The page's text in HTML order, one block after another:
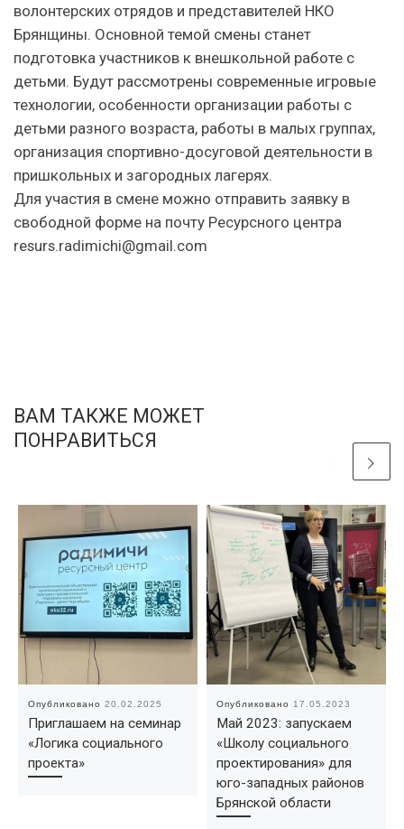
волонтерских отрядов и представителей НКО
Брянщины. Основной темой смены станет
подготовка участников к внешкольной работе с
детьми. Будут рассмотрены современные игровые
технологии, особенности организации работы с
детьми разного возраста, работы в малых группах,
организация спортивно-досуговой деятельности в
пришкольных и загородных лагерях.
Для участия в смене можно отправить заявку в
свободной форме на почту Ресурсного центра
resurs.radimichi@gmail.com
ВАМ ТАКЖЕ МОЖЕТ
ПОНРАВИТЬСЯ
Опубликовано 20.02.2025
Приглашаем на семинар
«Логика социального
проекта»
Опубликовано 17.05.2023
Май 2023: запускаем
«Школу социального
проектирования» для
юго-западных районов
Брянской области